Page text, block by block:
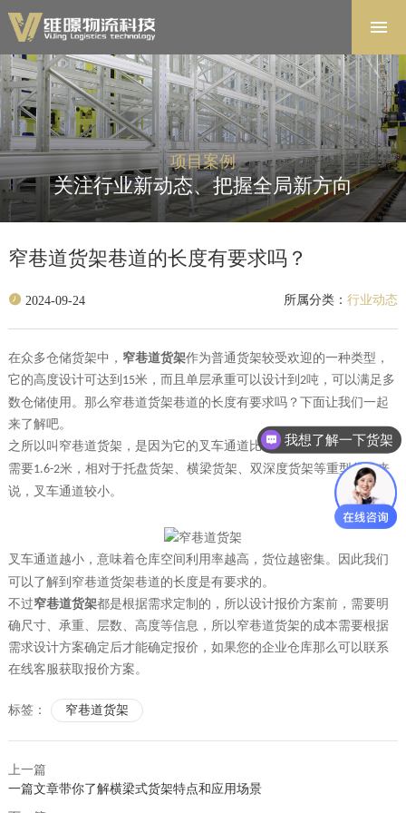
解决方案
软件系统
产品中心
项目案例
关于维暻
联系我们
项目案例
关注行业新动态、把握全局新方向
窄巷道货架巷道的长度有要求吗？
2024-09-24 所属分类：行业动态
在众多仓储货架中， 窄巷道货架作为普通货架较受欢迎的一种类型，
它的高度设计可达到 15米，而且单层承重可以设计到 2吨，可以满足多
数仓储使用。那么 窄巷道货架巷道的长度有要求吗？ 下面让我们一起
来了解吧。
之所以叫窄巷道货架，是因为它的叉车通道比较窄，叉车通道一般只
需要1.6-2米，相对于托盘货架、横梁货架、双深度货架等重型货架来
说，叉车通道较小。
叉车通道越小，意味着仓库空间利用率越高，货位越密集。
因此我们
可以了解到 窄巷道货架巷道的长度是有要求的。
不过窄巷道货架都是根据需求定制的，所以设计报价方案前，需要明
确尺寸、承重、层数、高度等信息，所以窄巷道货架的成本需要根据
需求设计方案确定后才能确定报价，如果您的企业仓库那么可以联系
在线客服获取报价方案。
标签： 窄巷道货架
上一篇
一篇文章带你了解横梁式货架特点和应用场景
我想了解一下货架